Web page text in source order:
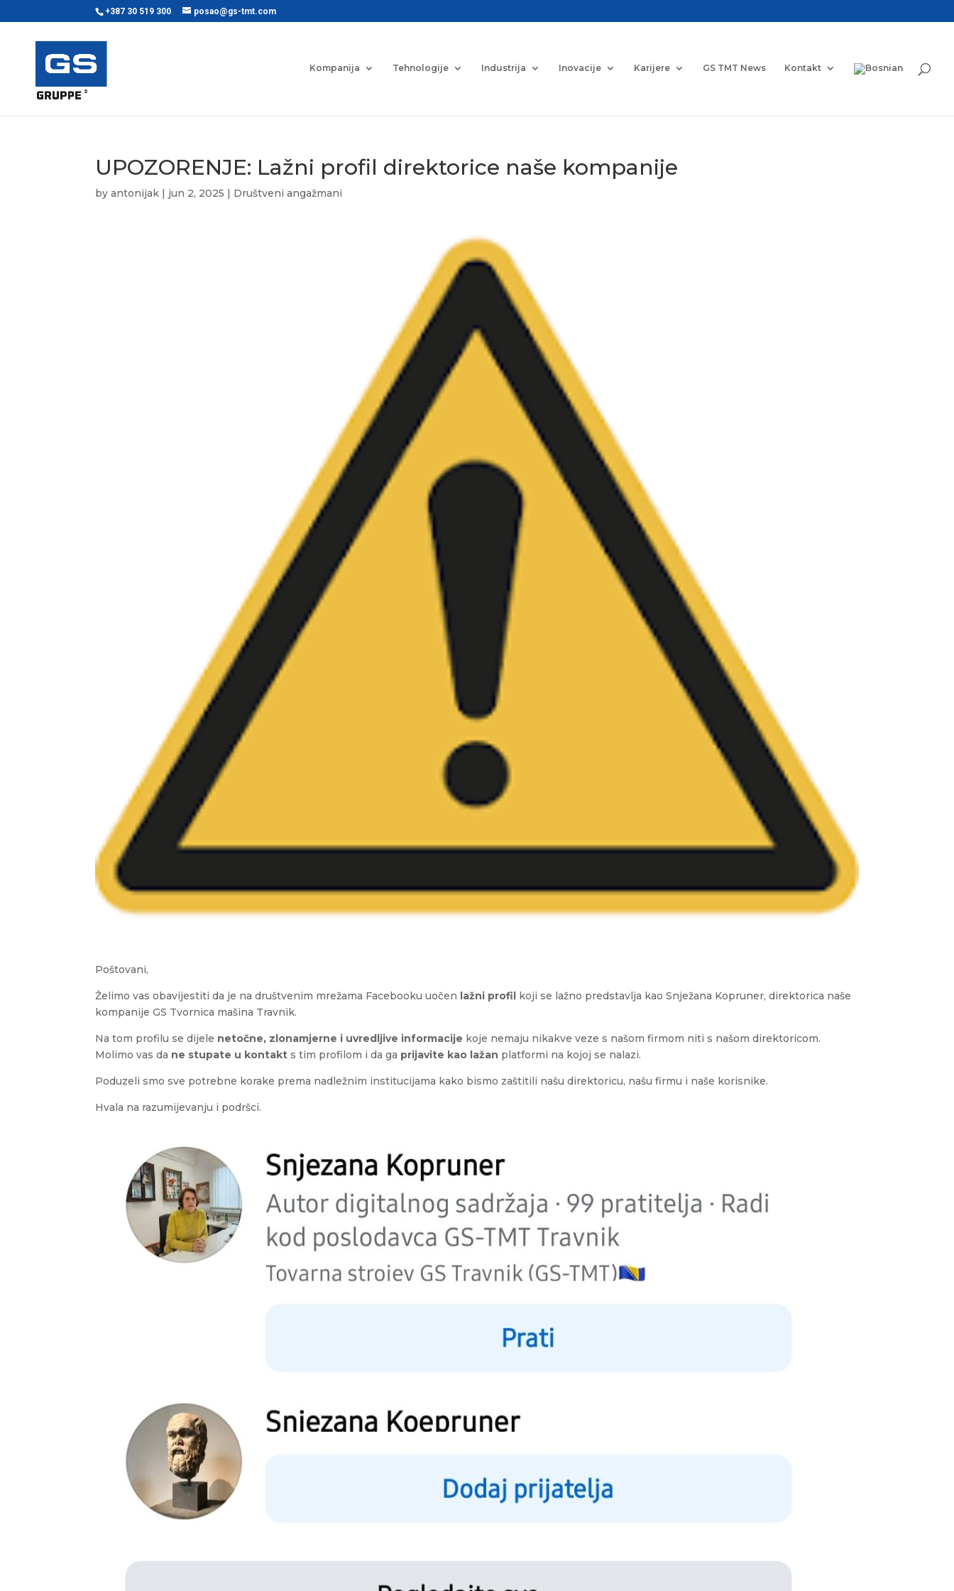
+387 30 519 300 posao@gs-tmt.com
Kompanija Tehnologije Industrija Inovacije Karijere GS TMT News Kontakt
UPOZORENJE: Lažni profil direktorice naše kompanije
byantonijak | jun 2, 2025 | Društveni angažmani
Poštovani,
Želimo vas obavijestiti da je na društvenim mrežama Facebooku uočen lažni profil koji se lažno predstavlja kao Snježana Kopruner, direktorica naše
kompanije GS Tvornica mašina Travnik.
Na tom profilu se dijele netočne, zlonamjerne i uvredljive informacije koje nemaju nikakve veze s našom firmom niti s našom direktoricom.
Molimo vas da ne stupate u kontakt s tim profilom i da ga prijavite kao lažan platformi na kojoj se nalazi.
Poduzeli smo sve potrebne korake prema nadležnim institucijama kako bismo zaštitili našu direktoricu, našu firmu i naše korisnike.
Hvala na razumijevanju i podršci.